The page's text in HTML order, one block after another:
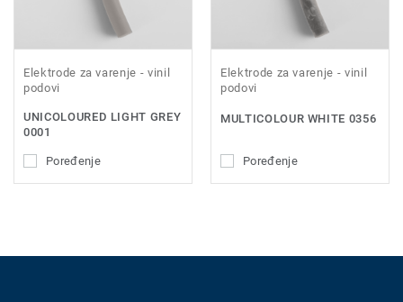
Elektrode za varenje - vinil
podovi
UNICOLOURED LIGHT GREY
0001
Poređenje
Elektrode za varenje - vinil
podovi
MULTICOLOUR WHITE 0356
Poređenje